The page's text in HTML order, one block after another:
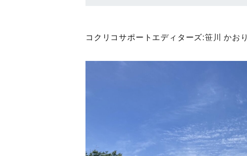
コクリコサポートエディターズ:笹川 かおり